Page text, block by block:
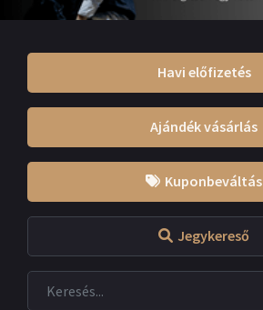
Havi előfizetés
Ajándék vásárlás
Kuponbeváltás
Jegykereső